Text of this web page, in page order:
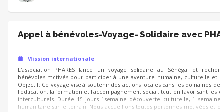
Appel à bénévoles-Voyage- Solidaire avec
Mission internationale
L'association PHARES lance un voyage solidaire au Sénégal et
bénévoles motivés pour participer à une aventure humaine, culturelle et
Objectif: Ce voyage vise à soutenir des actions locales dans les domaines
l'éducation, la formation et l'accompagnement social, tout en favorisant les
interculturels. Durée 15 jours 1semaine découverte culturelle, 1
humanitaire sur le terrain. Nous accueillons toutes personnes motivées et